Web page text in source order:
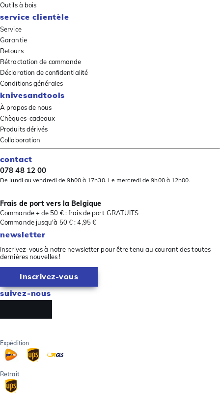
Outils à bois
service clientèle
Service
Garantie
Retours
Rétractation de commande
Déclaration de confidentialité
Conditions générales
knivesandtools
À propos de nous
Chèques-cadeaux
Produits dérivés
Collaboration
contact
078 48 12 00
De lundi au vendredi de 9h00 à 17h30. Le mercredi de 9h00 à 12h00.
Frais de port vers la Belgique
Commande + de 50 € : frais de port GRATUITS
Commande jusqu'à 50 € : 4,95 €
newsletter
Inscrivez-vous à notre newsletter pour être tenu au courant des toutes
dernières nouvelles !
Inscrivez-vous
suivez-nous
Expédition
Retrait